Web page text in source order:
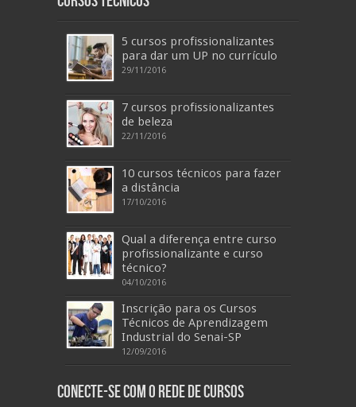
5 cursos profissionalizantes
para dar um UP no currículo
29/11/2016
7 cursos profissionalizantes
de beleza
22/11/2016
10 cursos técnicos para fazer
a distância
17/10/2016
Qual a diferença entre curso
profissionalizante e curso
técnico?
04/10/2016
Inscrição para os Cursos
Técnicos de Aprendizagem
Industrial do Senai-SP
12/09/2016
Conecte-se com o Rede de Cursos